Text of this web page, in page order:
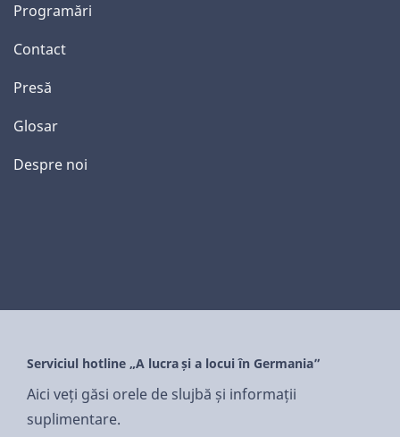
Programări
Contact
Presă
Glosar
Despre noi
Serviciul hotline „A lucra și a locui în Germania”
Aici veți găsi orele de slujbă și informații
suplimentare.